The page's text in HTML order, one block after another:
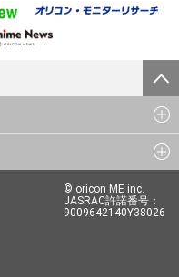
© oricon ME inc.
JASRAC許諾番号：
9009642140Y38026